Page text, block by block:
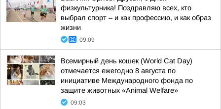
физкультурника! Поздравляю всех, кто
выбрал спорт – и как профессию, и как образ
жизни
09:09
Всемирный день кошек (World Cat Day)
отмечается ежегодно 8 августа по
инициативе Международного фонда по
защите животных «Animal Welfare»
09:03